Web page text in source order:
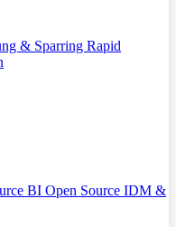
& Sparring Rapid
BI Open Source IDM &